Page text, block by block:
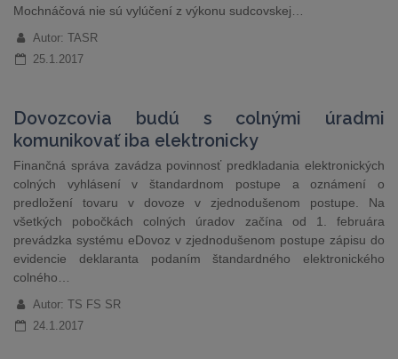
Mochnáčová nie sú vylúčení z výkonu sudcovskej…
Autor: TASR
25.1.2017
Dovozcovia budú s colnými úradmi
komunikovať iba elektronicky
Finančná správa zavádza povinnosť predkladania elektronických
colných vyhlásení v štandardnom postupe a oznámení o
predložení tovaru v dovoze v zjednodušenom postupe. Na
všetkých pobočkách colných úradov začína od 1. februára
prevádzka systému eDovoz v zjednodušenom postupe zápisu do
evidencie deklaranta podaním štandardného elektronického
colného…
Autor: TS FS SR
24.1.2017